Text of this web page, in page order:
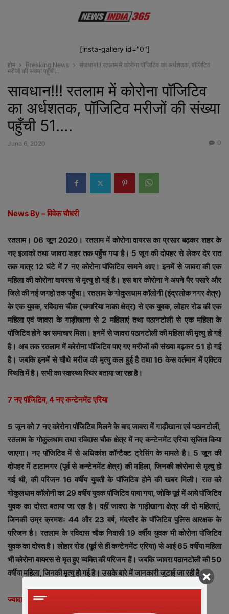
[insta-gallery id="0"]
होम Breaking News
सावधान!!! रतलाम में कोरोना पॉजिटिव का अर्धशतक, पॉजिटिव
मरीजों की संख्या पहुँची...
सावधान!!! रतलाम में कोरोना पॉजिटिव
का अर्धशतक, पॉजिटिव मरीजों की संख्या
पहुँची 51….
June 6, 2020 0
News By – विवेक चौधरी
रतलाम। 06 जून 2020। रतलाम में कोरोना वायरस का प्रसार बढ़कर शहर के
नए इलाको तथा जावरा शहर तक पहुँच गया है। 5 जून की दोपहर से लेकर देर रात
तक मात्र 12 घंटे में 7 नए कोरोना पॉजिटिव सामने आए। इनमें से जावरा की एक
महिला की कोरोना वायरस से मृत्यु हो गई है। इस बार कोरोना ने अपने पैर पसारे और
जिले की नई जगहो तक पहुँचा। रतलाम के गोकुलधाम कॉलोनी (इंद्रलोक नगर क्षेत्र)
के एक युवक, रविदास चौक (चमारिया नाका क्षेत्र) से एक युवक, लोहार रोड की एक
महिला एवं जावरा के गाड़ीखाना से 2 महिलाएं तथा पठानटोली से एक महिला के
पॉजिटिव होने का समाचार मिला। इनमें से जावरा पठानटोली की महिला की मृत्यु हो गई
है। अब तक रतलाम में कोरोना पॉजिटिव पाए गए मरीजों की संख्या बढ़कर 51 हो गई
है। जबकि इनमें से चौथे मरीज की मृत्यु कल हुई है तथा 16 केस वर्तमान में एक्टिव
स्थिति में है। सभी का स्वास्थ्य स्थिर बताया जा रहा है।
7 नए पॉजिटिव, 4 नए कन्टेनमेंट एरिया
5 जून को 7 नए कोरोना पॉजिटिव मिलने के बाद जावरा में गाड़ीखाना एवं पठानटोली,
रतलाम के गोकुलधाम तथा रविदास चौक क्षेत्र में नए कन्टेनमेंट एरिया सृजित किया
जाएगा। नए पॉजिटिव में से अधिकांश कॉन्टैक्ट ट्रेसिंग के मामले है। 5 जून की
दोपहर में टाटानगर (पूर्व से कन्टेनमेंट क्षेत्र) की महिला, जिनकी कोरोना से मृत्यु हो
गई थी, की परिजन 16 वर्षीय युवती के पॉजिटिव होने की खबर मिली। रात को
गोकुलधाम कॉलोनी का 29 वर्षीय युवक पॉजिटिव पाया गया, जोकि पूर्व में आये पॉजिटिव
युवक का दोस्त बताया जा रहा है। वहीं जावरा के गाड़ीखाना क्षेत्र की दो महिलाएं,
जिनकी उम्र क्रमशः 44 और 23 वर्ष, मंदसौर के पॉजिटिव पुलिस आरक्षक के
परिजन है। रतलाम के रविदास चौक निवासी 19 वर्षीय युवक भी कोरोना पॉजिटिव
युवक का दोस्त है। लोहार रोड (पूर्व से ही कन्टेनमेंट एरिया) से आई 65 वर्षीया महिला
भी कोरोना वायरस से मृत हुए व्यक्ति की परिजन हैं। जबकि जावरा पठानटोली की 50
वर्षीया महिला, जिनकी मृत्यु हो गई है। उसके बारे में जानकारी जुटाई जा रही है।
ज्यादा सावधानी और जिम्मेदारी आवश्यक